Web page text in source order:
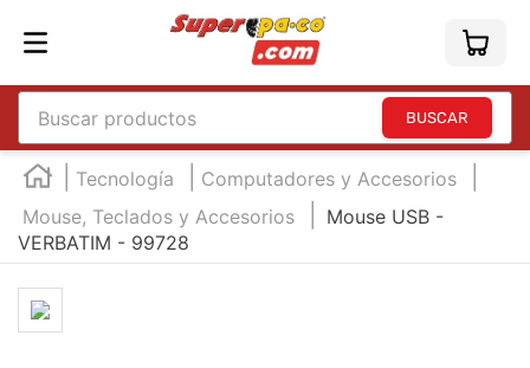
Buscar productos
Tecnología
Computadores y Accesorios
Mouse, Teclados y Accesorios
Mouse USB -
VERBATIM - 99728
TÉRMINOS MÁS BUSCADOS
england
2.
marcador e300
3.
4.